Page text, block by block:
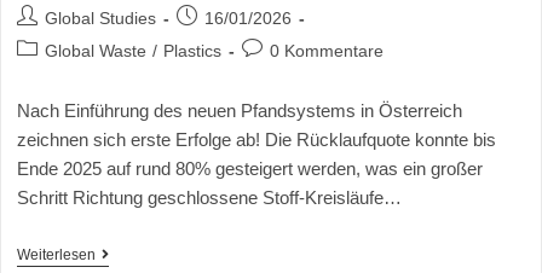
Global Studies
16/01/2026
Global Waste / Plastics 0 Kommentare
Nach Einführung des neuen Pfandsystems in Österreich
zeichnen sich erste Erfolge ab! Die Rücklaufquote konnte bis
Ende 2025 auf rund 80% gesteigert werden, was ein großer
Schritt Richtung geschlossene Stoff-Kreisläufe…
Weiterlesen